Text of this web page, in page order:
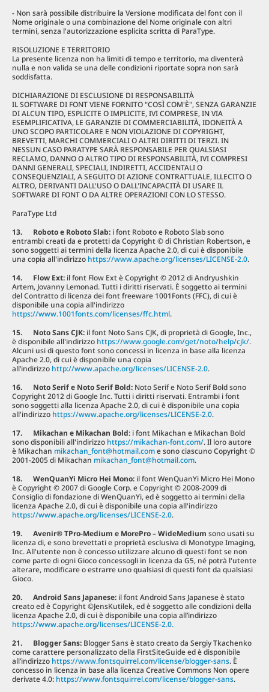
- Non sarà possibile distribuire la Versione modificata del font con il
Nome originale o una combinazione del Nome originale con altri
termini, senza l'autorizzazione esplicita scritta di ParaType.
RISOLUZIONE E TERRITORIO
La presente licenza non ha limiti di tempo e territorio, ma diventerà
nulla e non valida se una delle condizioni riportate sopra non sarà
soddisfatta.
DICHIARAZIONE DI ESCLUSIONE DI RESPONSABILITÀ
IL SOFTWARE DI FONT VIENE FORNITO "COSÌ COM'È", SENZA GARANZIE
DI ALCUN TIPO, ESPLICITE O IMPLICITE, IVI COMPRESE, IN VIA
ESEMPLIFICATIVA, LE GARANZIE DI COMMERCIABILITÀ, IDONEITÀ A
UNO SCOPO PARTICOLARE E NON VIOLAZIONE DI COPYRIGHT,
BREVETTI, MARCHI COMMERCIALI O ALTRI DIRITTI DI TERZI. IN
NESSUN CASO PARATYPE SARÀ RESPONSABILE PER QUALSIASI
RECLAMO, DANNO O ALTRO TIPO DI RESPONSABILITÀ, IVI COMPRESI
DANNI GENERALI, SPECIALI, INDIRETTI, ACCIDENTALI O
CONSEQUENZIALI, A SEGUITO DI AZIONE CONTRATTUALE, ILLECITO O
ALTRO, DERIVANTI DALL'USO O DALL'INCAPACITÀ DI USARE IL
SOFTWARE DI FONT O DA ALTRE OPERAZIONI CON LO STESSO.
ParaType Ltd
13. Roboto e Roboto Slab: i font Roboto e Roboto Slab sono
entrambi creati da e protetti da Copyright © di Christian Robertson, e
sono soggetti ai termini della licenza Apache 2.0, di cui è disponibile
una copia all'indirizzo https://www.apache.org/licenses/LICENSE-2.0.
14. Flow Ext: il font Flow Ext è Copyright © 2012 di Andryushkin
Artem, Jovanny Lemonad. Tutti i diritti riservati. È soggetto ai termini
del Contratto di licenza dei font freeware 1001Fonts (FFC), di cui è
disponibile una copia all'indirizzo
https://www.1001fonts.com/licenses/ffc.html.
15. Noto Sans CJK: il font Noto Sans CJK, di proprietà di Google, Inc.,
è disponibile all'indirizzo https://www.google.com/get/noto/help/cjk/.
Alcuni usi di questo font sono concessi in licenza in base alla licenza
Apache 2.0, di cui è disponibile una copia
all’indirizzo http://www.apache.org/licenses/LICENSE-2.0.
16. Noto Serif e Noto Serif Bold: Noto Serif e Noto Serif Bold sono
Copyright 2012 di Google Inc. Tutti i diritti riservati. Entrambi i font
sono soggetti alla licenza Apache 2.0, di cui è disponibile una copia
all'indirizzo https://www.apache.org/licenses/LICENSE-2.0.
17. Mikachan e Mikachan Bold: i font Mikachan e Mikachan Bold
sono disponibili all'indirizzo https://mikachan-font.com/. Il loro autore
è Mikachan mikachan_font@hotmail.come sono ciascuno Copyright ©
2001-2005 di Mikachan mikachan_font@hotmail.com.
18. WenQuanYi Micro Hei Mono: il font WenQuanYi Micro Hei Mono
è Copyright © 2007 di Google Corp. e Copyright © 2008-2009 di
Consiglio di fondazione di WenQuanYi, ed è soggetto ai termini della
licenza Apache 2.0, di cui è disponibile una copia all'indirizzo
https://www.apache.org/licenses/LICENSE-2.0.
19. Avenir® TPro-Medium e MorePro – WideMedium sono usati su
licenza di, e sono brevettati e proprietà esclusiva di Monotype Imaging,
Inc. All'utente non è concesso utilizzare alcuno di questi font se non
come parte di ogni Gioco concessogli in licenza da G5, né potrà l'utente
alterare, modificare o estrarre uno qualsiasi di questi font da qualsiasi
Gioco.
20. Android Sans Japanese: il font Android Sans Japanese è stato
creato ed è Copyright ©JensKutilek, ed è soggetto alle condizioni della
licenza Apache 2.0, di cui è disponibile una copia all’indirizzo
https://www.apache.org/licenses/LICENSE-2.0.
21. Blogger Sans: Blogger Sans è stato creato da Sergiy Tkachenko
come carattere personalizzato della FirstSiteGuide ed è disponibile
all’indirizzo https://www.fontsquirrel.com/license/blogger-sans. È
concesso in licenza in base alla licenza Creative Commons Non opere
derivate 4.0: https://www.fontsquirrel.com/license/blogger-sans.